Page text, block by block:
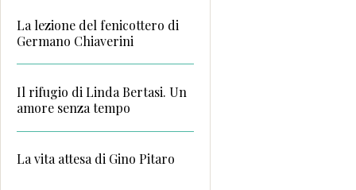
La lezione del fenicottero di
Germano Chiaverini
Il rifugio di Linda Bertasi. Un
amore senza tempo
La vita attesa di Gino Pitaro